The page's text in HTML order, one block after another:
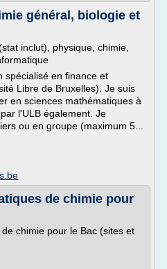
général, biologie et
inclut), physique, chimie,
spécialisé en finance et
Libre de Bruxelles). Je suis
en sciences mathématiques à
l'ULB également. Je
ou en groupe (maximum 5...
de chimie pour
chimie pour le Bac (sites et